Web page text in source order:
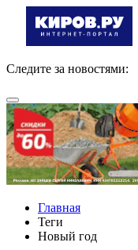
Следите за новостями:
Главная
Теги
Новый год